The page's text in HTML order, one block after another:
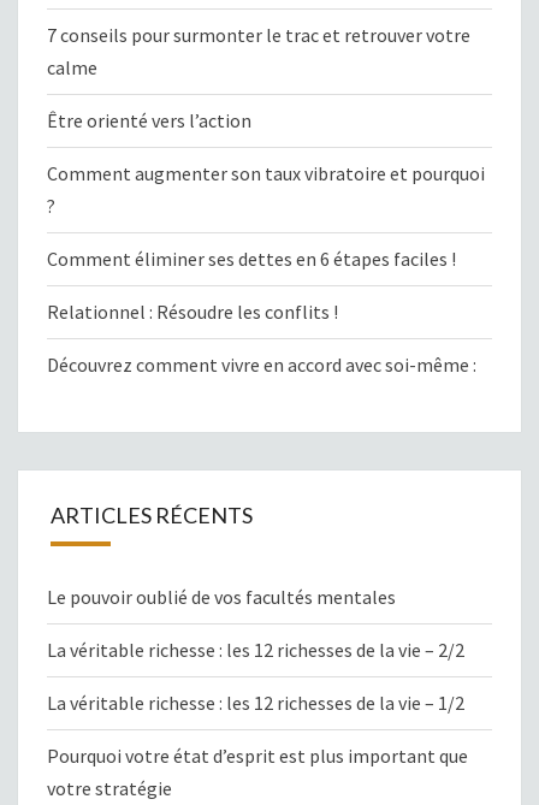
7 conseils pour surmonter le trac et retrouver votre
calme
Être orienté vers l’action
Comment augmenter son taux vibratoire et pourquoi
?
Comment éliminer ses dettes en 6 étapes faciles !
Relationnel : Résoudre les conflits !
Découvrez comment vivre en accord avec soi-même :
ARTICLES RÉCENTS
Le pouvoir oublié de vos facultés mentales
La véritable richesse : les 12 richesses de la vie – 2/2
La véritable richesse : les 12 richesses de la vie – 1/2
Pourquoi votre état d’esprit est plus important que
votre stratégie